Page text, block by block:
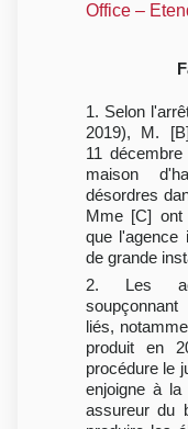
Office –
1. Selon
2019), M.
11
maison
désordres
Mme [C] ont
que l'agence
de grande
2. Les
liés,
produit en
procédure le
enjoigne à
assureur du